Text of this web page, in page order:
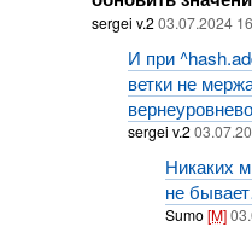
sergei v.203.07.2024
И при
ветки не
sergei v.2
Никаких
не
Sumo[M]